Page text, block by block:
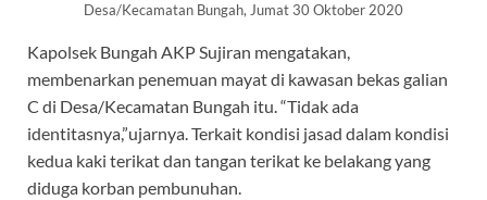
Desa/Kecamatan Bungah, Jumat 30 Oktober 2020
Kapolsek Bungah AKP Sujiran mengatakan,
membenarkan penemuan mayat di kawasan bekas galian
C di Desa/Kecamatan Bungah itu. “Tidak ada
identitasnya,”ujarnya. Terkait kondisi jasad dalam kondisi
kedua kaki terikat dan tangan terikat ke belakang yang
diduga korban pembunuhan.